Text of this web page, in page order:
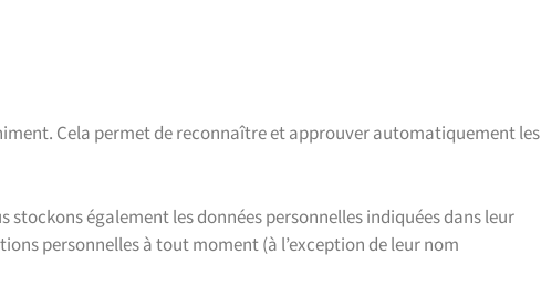
Cela permet de reconnaître et approuver automatiquement les
également les données personnelles indiquées dans leur
personnelles à tout moment (à l’exception de leur nom